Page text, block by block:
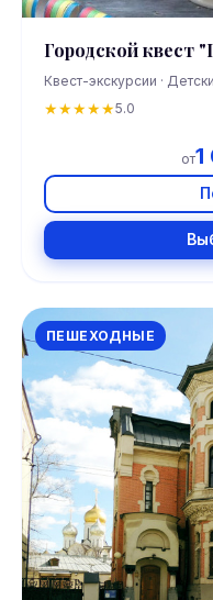
Городской квест
Квест-экскурсии ·
★★★★★5.0
от
ПЕШЕХОДНЫЕ